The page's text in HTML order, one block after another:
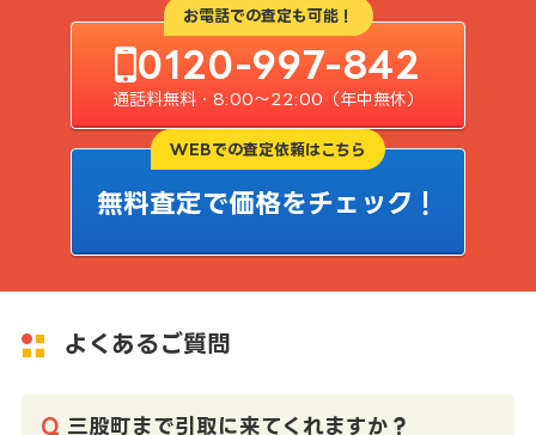
お電話での査定も可能！
0120-997-842
通話料無料・8:00〜22:00（年中無休）
WEBでの査定依頼はこちら
無料査定で価格をチェック！
よくあるご質問
三股町まで引取に来てくれますか？